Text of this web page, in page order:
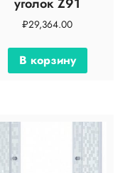
₽29,364.00
В корзину